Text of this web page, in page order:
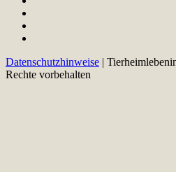
Datenschutzhinweise |
Rechte vorbehalten